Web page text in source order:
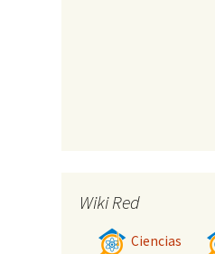
Wiki Red
Ciencias